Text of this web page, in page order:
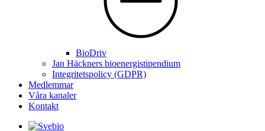
BioDriv
Jan Häckners bioenergistipendium
Integritetspolicy (GDPR)
Medlemmar
Våra kanaler
Kontakt